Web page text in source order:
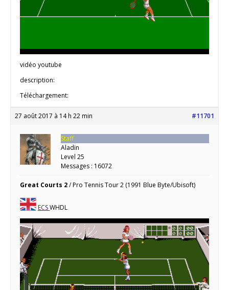
vidéo youtube
description:
Téléchargement:
27 août 2017 à 14 h 22 min #11701
Staff
Aladin
Level 25
Messages : 16072
Great Courts 2/ Pro Tennis Tour 2 (1991 Blue Byte/Ubisoft)
ECSWHDL